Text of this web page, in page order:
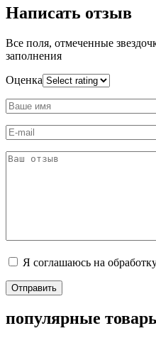
Написать отзыв
Все поля, отмеченные
заполнения
Оценка
Я соглашаюсь на
популярные